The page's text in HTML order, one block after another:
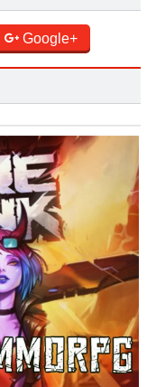
Google+